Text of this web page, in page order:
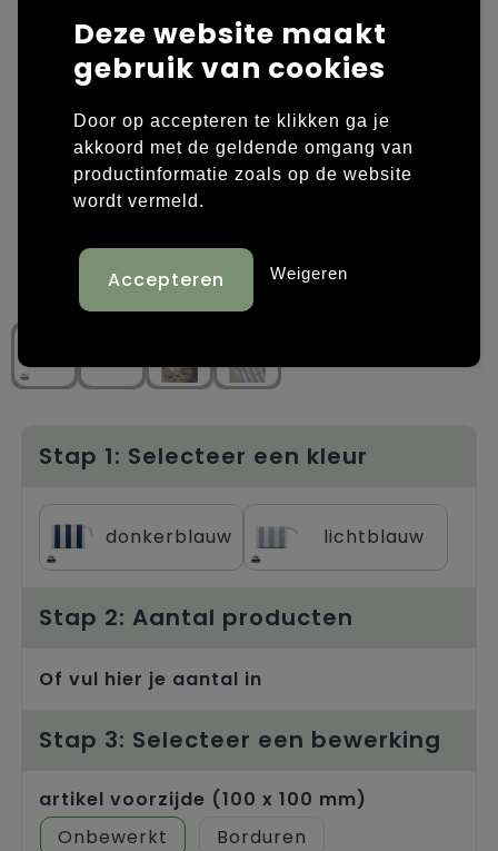
Laptop hoezen en tassen
Overige tassen
Papieren tassen
Promotietassen
Reistassen
Rugzakken
Tassen voor sport
Trolleys
Overige kleding
Polo's
Sweaters bedrukken
T-shirts bedrukken
Vesten bedrukken
Schoenen bedrukken
Stap 1: Selecteer een kleur
donkerblauw lichtblauw
Stap 2: Aantal producten
Of vul hier je aantal in
Stap 3: Selecteer een bewerking
artikel voorzijde (100 x 100 mm)
Onbewerkt
Borduren
Deze website maakt
gebruik van cookies
Door op accepteren te klikken ga je
akkoord met de geldende omgang van
productinformatie zoals op de website
wordt vermeld.
Weigeren